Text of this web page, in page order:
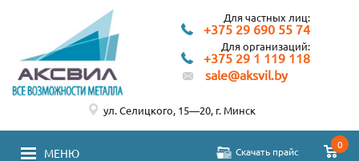
Для частных лиц:
+375 29 690 55 74
Для организаций:
+375 29 1 119 118
sale@aksvil.by
МЕНЮ Скачать прайс
0
ул. Селицкого, 15—20, г. Минск